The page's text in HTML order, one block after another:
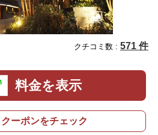
クチコミ数 : 571 件
料金を表示
ーポンをチェック